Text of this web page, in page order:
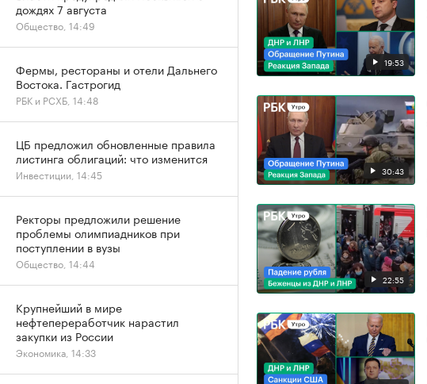
19:53
30:43
22:55
дождях 7 августа
Общество, 14:49
Фермы, рестораны и отели Дальнего
Востока. Гастрогид
РБК и РСХБ, 14:48
ЦБ предложил обновленные правила
листинга облигаций: что изменится
Инвестиции, 14:45
Ректоры предложили решение
проблемы олимпиадников при
поступлении в вузы
Общество, 14:44
Крупнейший в мире
нефтепереработчик нарастил
закупки из России
Экономика, 14:33